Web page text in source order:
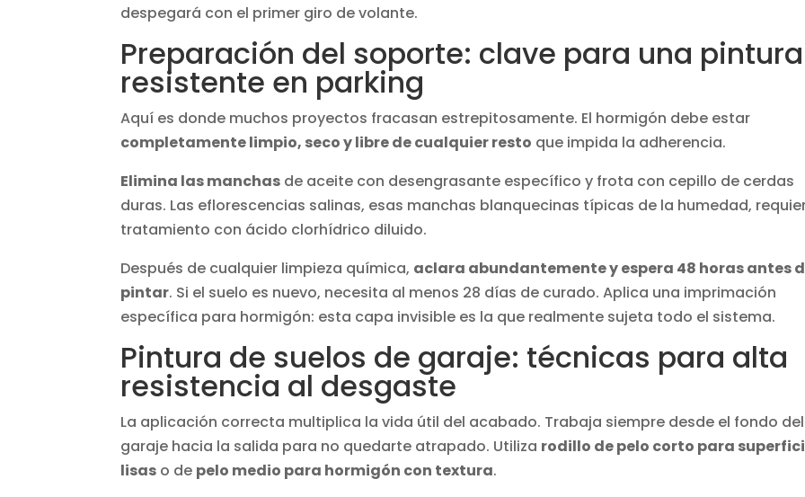
despegará con el primer giro de volante.
Preparación del soporte: clave para una pintura
resistente en parking
Aquí es donde muchos proyectos fracasan estrepitosamente. El hormigón debe estar
completamente limpio, seco y libre de cualquier resto que impida la adherencia.
Elimina las manchas de aceite con desengrasante específico y frota con cepillo de cerdas
duras. Las eflorescencias salinas, esas manchas blanquecinas típicas de la humedad,
tratamiento con ácido clorhídrico diluido.
Después de cualquier limpieza química, aclara abundantemente y espera 48 horas antes
pintar. Si el suelo es nuevo, necesita al menos 28 días de curado. Aplica una imprimación
específica para hormigón: esta capa invisible es la que realmente sujeta todo el sistema.
Pintura de suelos de garaje: técnicas para alta
resistencia al desgaste
La aplicación correcta multiplica la vida útil del acabado. Trabaja siempre desde el fondo del
garaje hacia la salida para no quedarte atrapado. Utiliza rodillo de pelo corto para
lisas o de pelo medio para hormigón con textura.